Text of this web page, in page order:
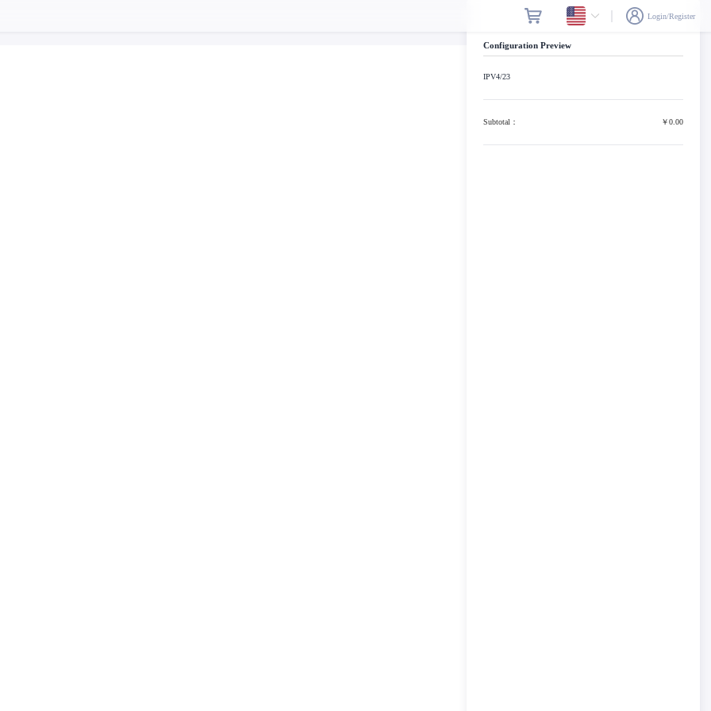
Login/Register
Configuration Preview
IPV4/23
Subtotal： ￥0.00